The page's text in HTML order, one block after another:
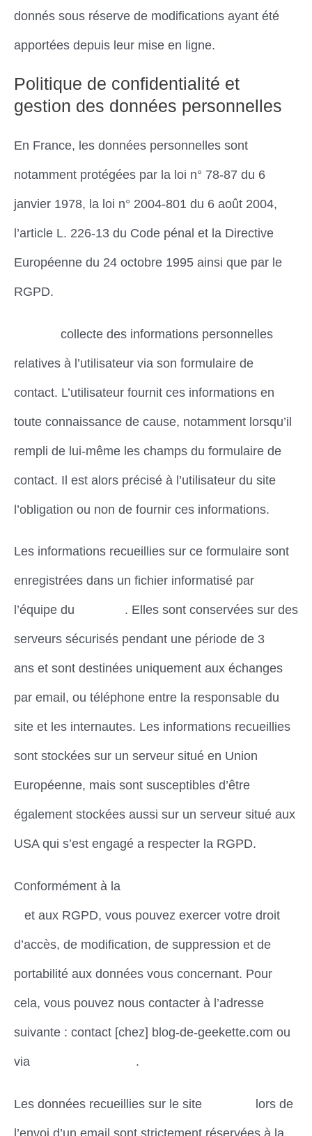
donnés sous réserve de modifications ayant été
apportées depuis leur mise en ligne.
Politique de confidentialité et
gestion des données personnelles
En France, les données personnelles sont
notamment protégées par la loi n° 78-87 du 6
janvier 1978, la loi n° 2004-801 du 6 août 2004,
l’article L. 226-13 du Code pénal et la Directive
Européenne du 24 octobre 1995 ainsi que par le
RGPD.
collecte des informations personnelles
relatives à l’utilisateur via son formulaire de
contact. L’utilisateur fournit ces informations en
toute connaissance de cause, notamment lorsqu’il
rempli de lui-même les champs du formulaire de
contact. Il est alors précisé à l’utilisateur du site
l’obligation ou non de fournir ces informations.
Les informations recueillies sur ce formulaire sont
enregistrées dans un fichier informatisé par
l’équipe du
. Elles sont conservées sur des
serveurs sécurisés pendant une période de 3
ans et sont destinées uniquement aux échanges
par email, ou téléphone entre la responsable du
site et les internautes. Les informations recueillies
sont stockées sur un serveur situé en Union
Européenne, mais sont susceptibles d’être
également stockées aussi sur un serveur situé aux
USA qui s’est engagé a respecter la RGPD.
Conformément à la
et aux RGPD, vous pouvez exercer votre droit
d’accès, de modification, de suppression et de
portabilité aux données vous concernant. Pour
cela, vous pouvez nous contacter à l’adresse
suivante : contact [chez] blog-de-geekette.com ou
via
.
Les données recueillies sur le site
lors de
l’envoi d’un email sont strictement réservées à la